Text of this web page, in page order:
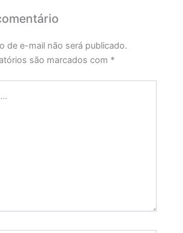
de e-mail não será publicado.
são marcados com *